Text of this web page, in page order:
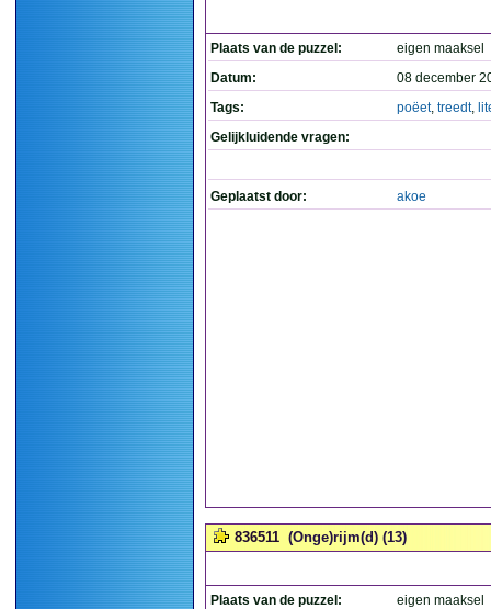
Plaats van de puzzel:
eigen maaksel
Datum:
08 december
Tags:
poëet, treedt,
Gelijkluidende vragen:
Geplaatst door: akoe
836511 (Onge)rijm(d) (13)
Plaats van de puzzel:
eigen maaksel